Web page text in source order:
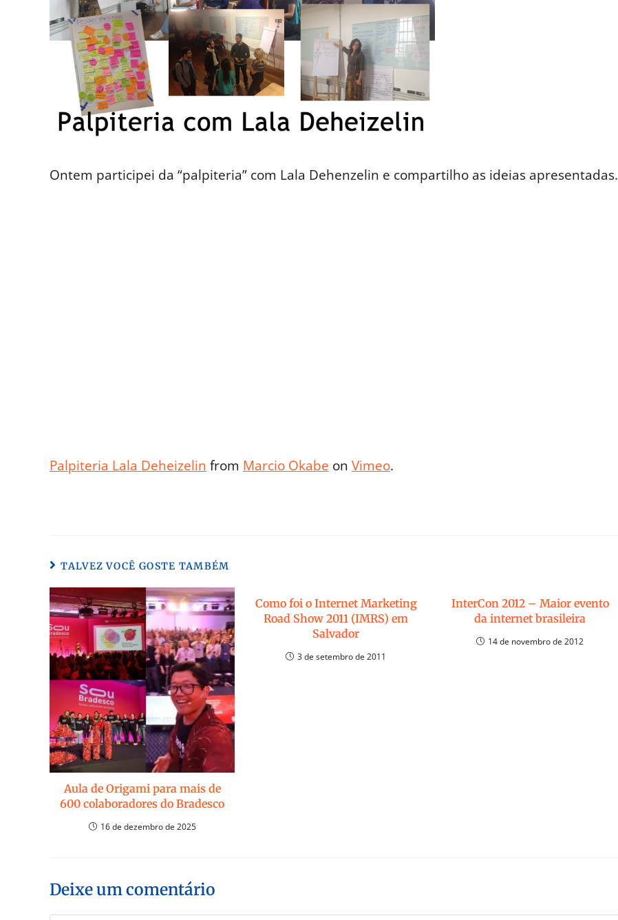
Ontem participei da “palpiteria” com Lala Dehenzelin e compartilho as ideias apresentadas.
Palpiteria Lala Deheizelin from Marcio Okabe on Vimeo.
TALVEZ VOCÊ GOSTE TAMBÉM
Aula de Origami para mais de
600 colaboradores do Bradesco
16 de dezembro de 2025
Como foi o Internet Marketing
Road Show 2011 (IMRS) em
Salvador
3 de setembro de 2011
InterCon 2012 – Maior evento
da internet brasileira
14 de novembro de 2012
Deixe um comentário